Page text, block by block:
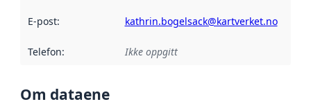
E-post: kathrin.bogelsack@kartverket.no
Telefon: Ikke oppgitt
Om dataene